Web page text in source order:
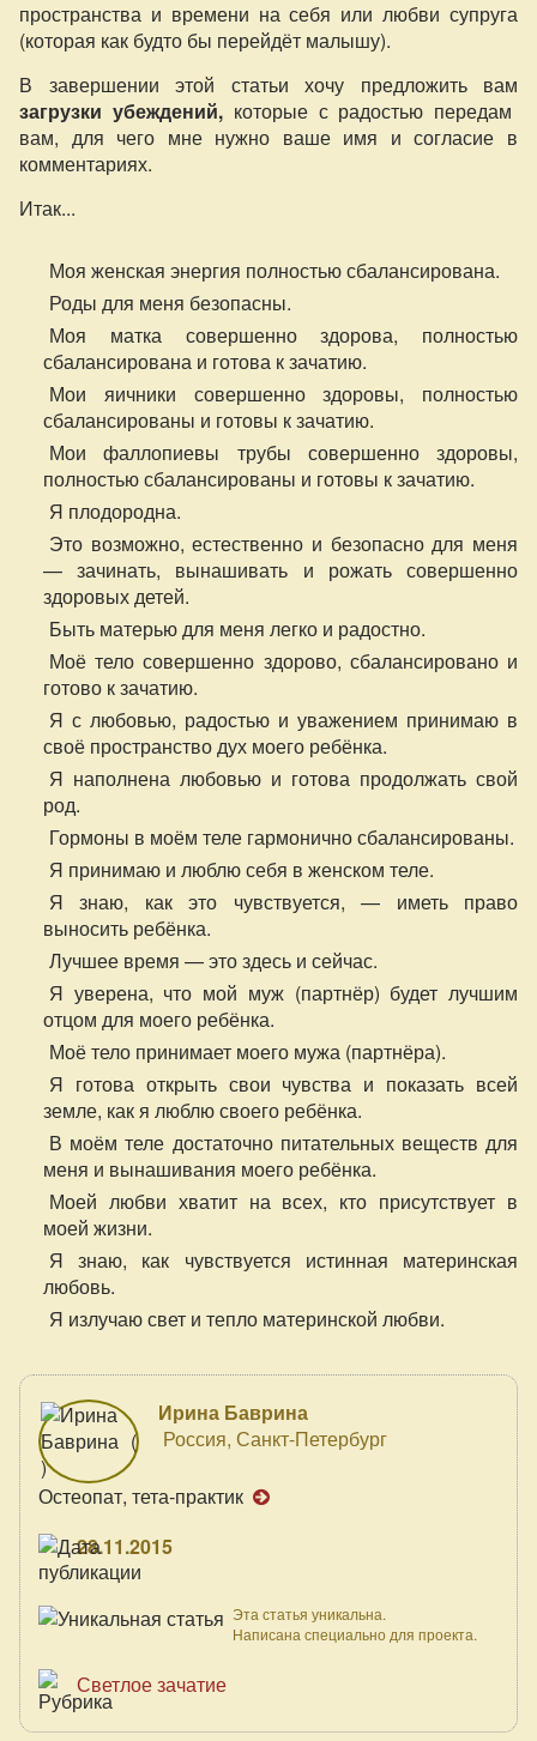
пространства и времени на себя или любви супруга
(которая как будто бы перейдёт малышу).
В завершении этой статьи хочу предложить вам
загрузки убеждений, которые с радостью передам
вам, для чего мне нужно ваше имя и согласие в
комментариях.
Итак...
Моя женская энергия полностью сбалансирована.
Роды для меня безопасны.
Моя матка совершенно здорова, полностью
сбалансирована и готова к зачатию.
Мои яичники совершенно здоровы, полностью
сбалансированы и готовы к зачатию.
Мои фаллопиевы трубы совершенно здоровы,
полностью сбалансированы и готовы к зачатию.
Я плодородна.
Это возможно, естественно и безопасно для меня
— зачинать, вынашивать и рожать совершенно
здоровых детей.
Быть матерью для меня легко и радостно.
Моё тело совершенно здорово, сбалансировано и
готово к зачатию.
Я с любовью, радостью и уважением принимаю в
своё пространство дух моего ребёнка.
Я наполнена любовью и готова продолжать свой
род.
Гормоны в моём теле гармонично сбалансированы.
Я принимаю и люблю себя в женском теле.
Я знаю, как это чувствуется, — иметь право
выносить ребёнка.
Лучшее время — это здесь и сейчас.
Я уверена, что мой муж (партнёр) будет лучшим
отцом для моего ребёнка.
Моё тело принимает моего мужа (партнёра).
Я готова открыть свои чувства и показать всей
земле, как я люблю своего ребёнка.
В моём теле достаточно питательных веществ для
меня и вынашивания моего ребёнка.
Моей любви хватит на всех, кто присутствует в
моей жизни.
Я знаю, как чувствуется истинная материнская
любовь.
Я излучаю свет и тепло материнской любви.
Ирина Баврина
Россия, Санкт-Петербург
Остеопат, тета-практик
28.11.2015
Эта статья уникальна.
Написана специально для проекта.
Светлое зачатие